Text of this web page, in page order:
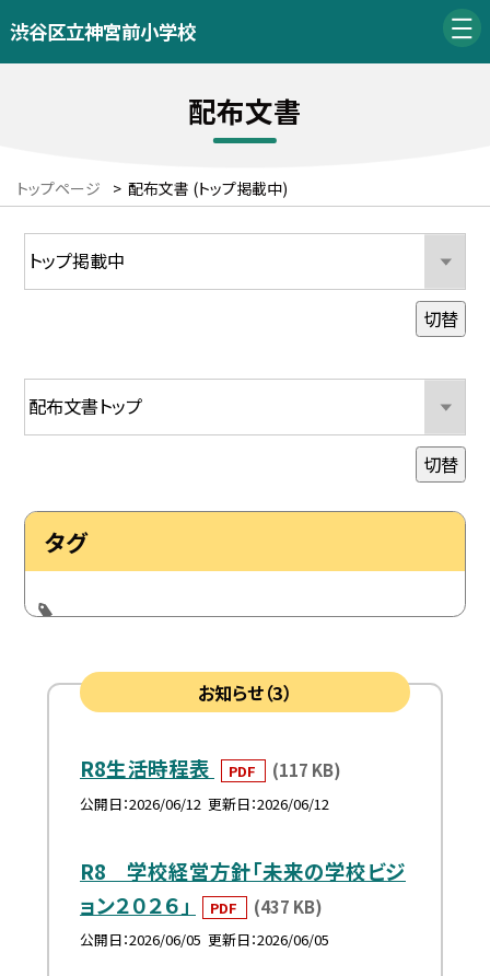
渋谷区立神宮前小学校
配布文書
トップページ > 配布文書 (トップ掲載中)
切替
切替
タグ
お知らせ（3）
R8生活時程表 PDF (117 KB)
公開日 2026/06/12 更新日 2026/06/12
R8 学校経営方針「未来の学校ビジ
ョン２０２６」
PDF (437 KB)
公開日 2026/06/05 更新日 2026/06/05